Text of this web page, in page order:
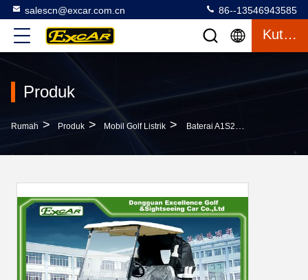
salescn@excar.com.cn 86--13546943585
Kutipan
Produk
Rumah > Produk > Mobil Golf Listrik > Baterai A1S2 6 * 8V GRAZIANO Electric Golf Car Dengan Custom Bages / Cover